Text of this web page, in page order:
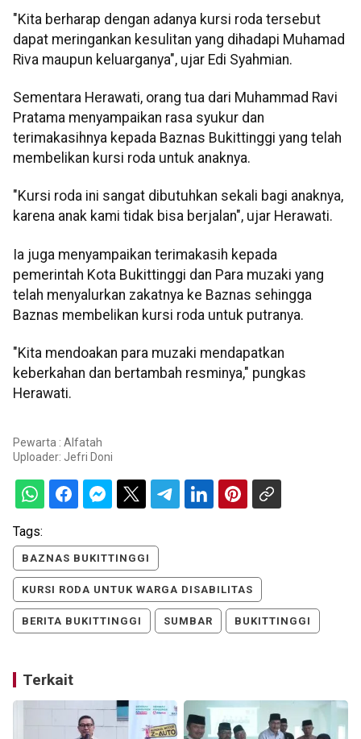
"Kita berharap dengan adanya kursi roda tersebut
dapat meringankan kesulitan yang dihadapi Muhamad
Riva maupun keluarganya", ujar Edi Syahmian.
Sementara Herawati, orang tua dari Muhammad Ravi
Pratama menyampaikan rasa syukur dan
terimakasihnya kepada Baznas Bukittinggi yang telah
membelikan kursi roda untuk anaknya.
"Kursi roda ini sangat dibutuhkan sekali bagi anaknya,
karena anak kami tidak bisa berjalan", ujar Herawati.
Ia juga menyampaikan terimakasih kepada
pemerintah Kota Bukittinggi dan Para muzaki yang
telah menyalurkan zakatnya ke Baznas sehingga
Baznas membelikan kursi roda untuk putranya.
"Kita mendoakan para muzaki mendapatkan
keberkahan dan bertambah resminya," pungkas
Herawati.
Pewarta : Alfatah
Uploader: Jefri Doni
Tags:
BAZNAS BUKITTINGGI
KURSI RODA UNTUK WARGA DISABILITAS
BERITA BUKITTINGGI SUMBAR BUKITTINGGI
Terkait